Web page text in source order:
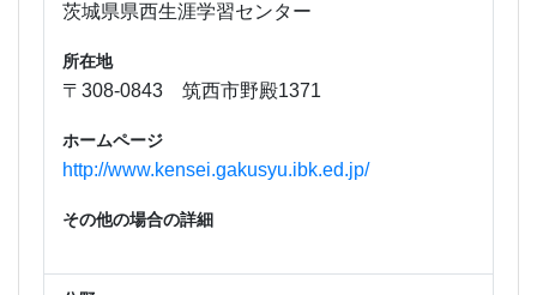
茨城県県西生涯学習センター
所在地
〒308-0843 筑西市野殿1371
ホームページ
http://www.kensei.gakusyu.ibk.ed.jp/
その他の場合の詳細